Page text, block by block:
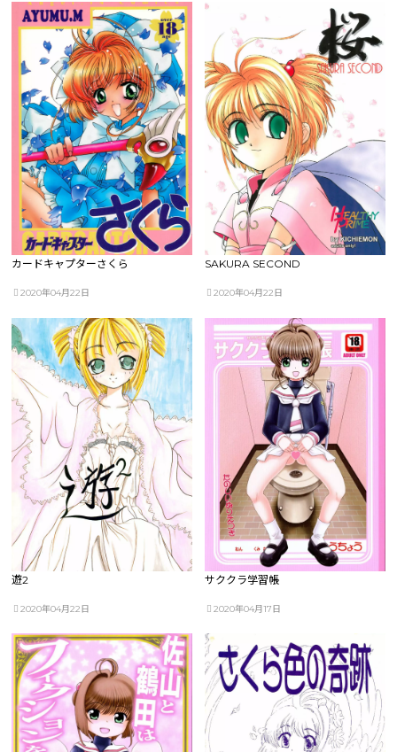
カードキャプターさくら
2020年04月22日
SAKURA SECOND
2020年04月22日
遊2
2020年04月22日
サククラ学習帳
2020年04月17日